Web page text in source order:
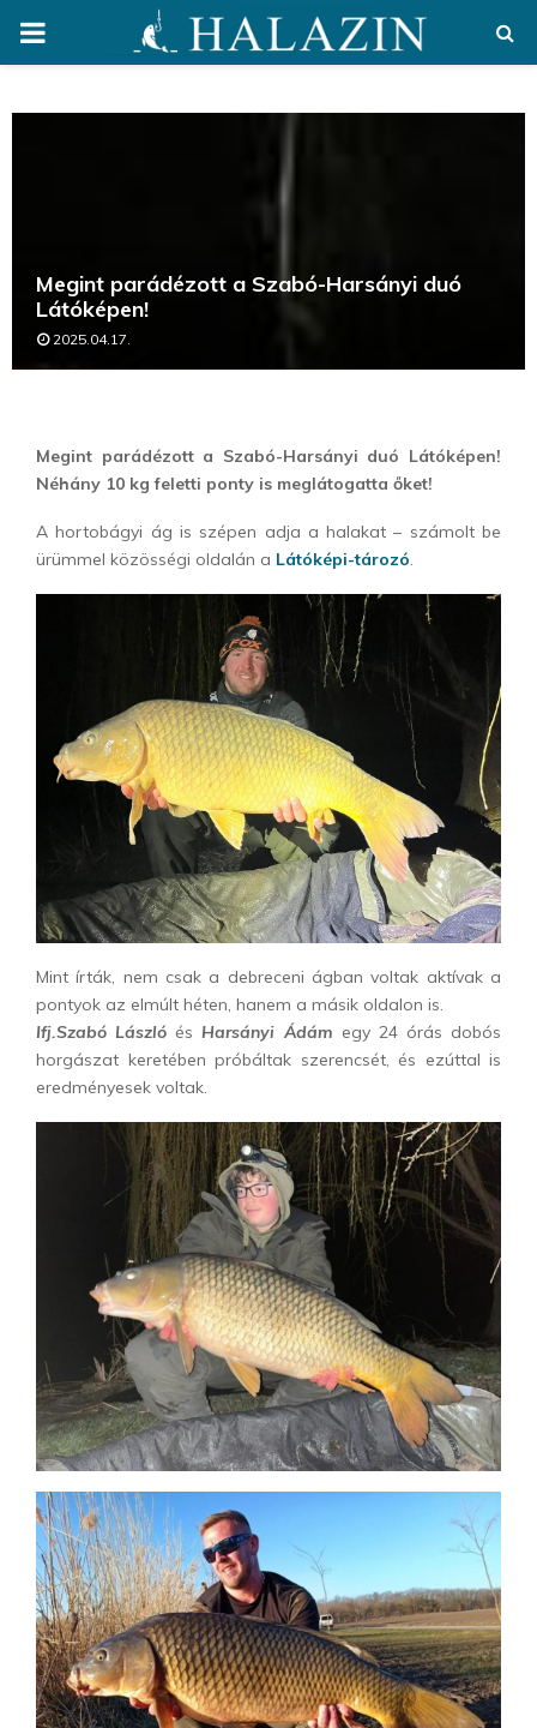
PRIMARY
Megint parádézott a Szabó-Harsányi duó
Látóképen!
2025.04.17.
Megint parádézott a Szabó-Harsányi duó Látóképen!
Néhány 10 kg feletti ponty is meglátogatta őket!
A hortobágyi ág is szépen adja a halakat – számolt be
ürümmel közösségi oldalán a Látóképi-tározó.
Mint írták, nem csak a debreceni ágban voltak aktívak a
pontyok az elmúlt héten, hanem a másik oldalon is.
Ifj.Szabó László és Harsányi Ádám egy 24 órás dobós
horgászat keretében próbáltak szerencsét, és ezúttal is
eredményesek voltak.